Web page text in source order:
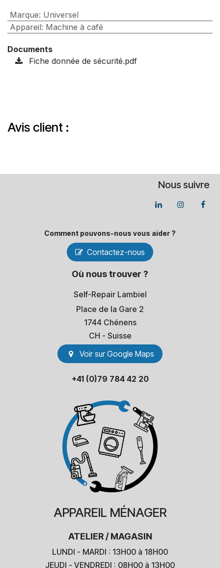
Marque: Universel
Appareil: Machine à café
Documents
Fiche donnée de sécurité.pdf
Avis client :
Nous suivre
Comment pouvons-​nous vous aider ?
Contactez-nous
Où nous trouver ?
Self-Repair Lambiel
Place de la Gare 2
1744 Chénens
​CH - Suisse
Voir sur Go​​ogle Maps
+41 (0)79 784 42 20
APPAREIL MÉNAGER
ATELIER / MAGASIN
LUNDI - MARDI : 13H00 à 18H00
JEUDI - VENDREDI : 08H00 à 13H00